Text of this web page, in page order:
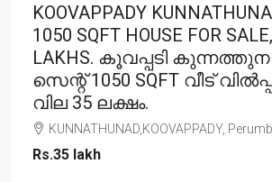
KOOVAPPADY
1050 SQFT HOUSE FOR
LAKHS. കൂവപ്പടി
സെന്റ് 1050 SQFT വീട്
വില 35 ലക്ഷം.
KUNNATHUNAD,KOOVAPPADY,
Rs.35 lakh